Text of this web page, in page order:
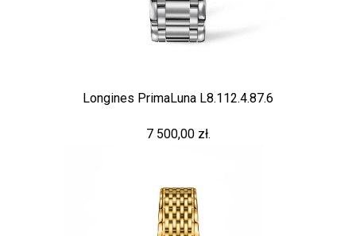
Longines PrimaLuna L8.112.4.87.6
7 500,00 zł.